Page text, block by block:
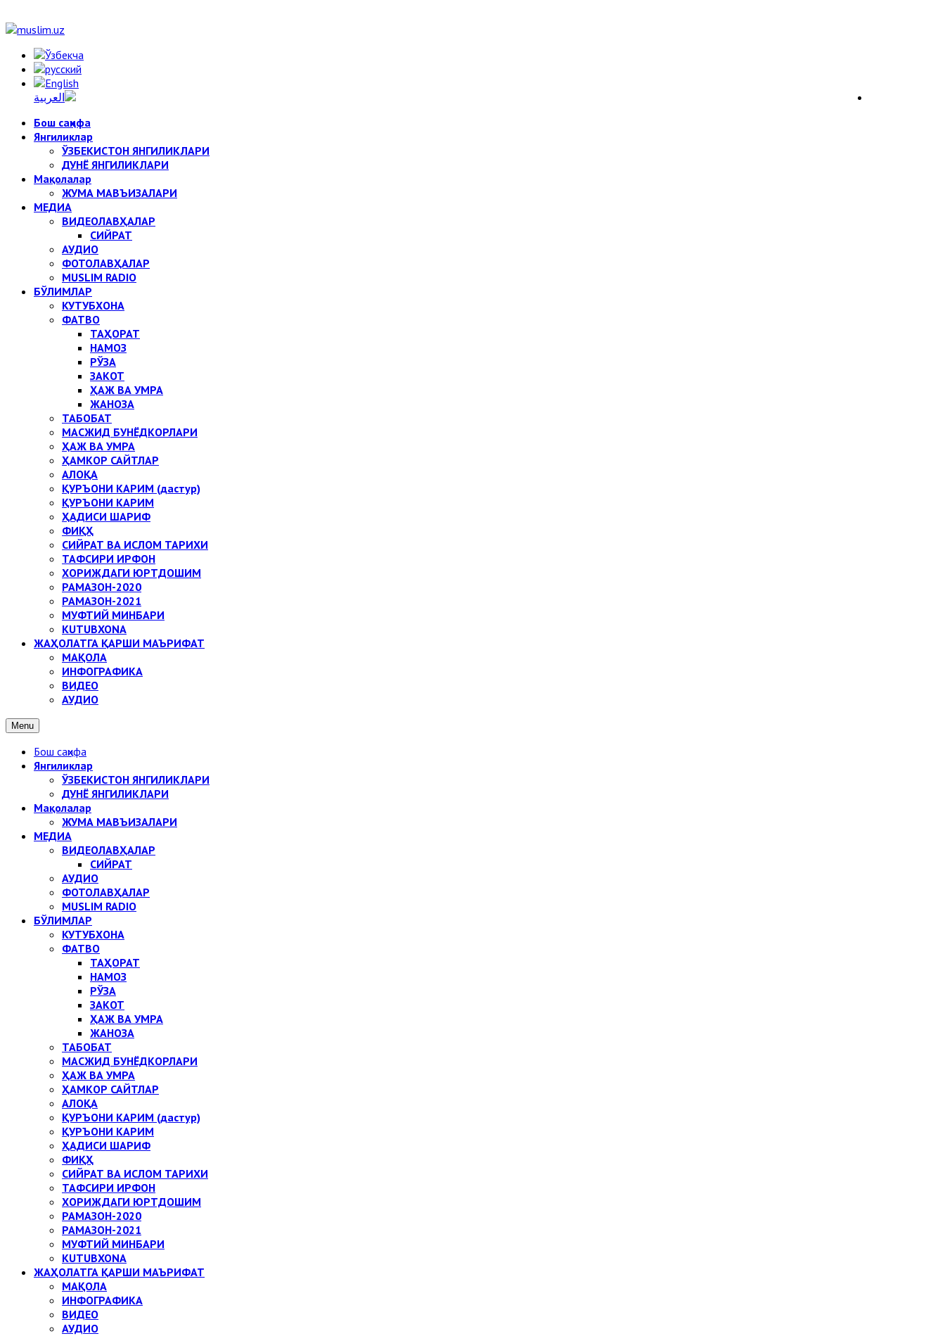
Бош саҳифа
Янгиликлар
ЎЗБЕКИСТОН ЯНГИЛИКЛАРИ
ДУНЁ ЯНГИЛИКЛАРИ
Мақолалар
ЖУМА МАВЪИЗАЛАРИ
МЕДИА
ВИДЕОЛАВҲАЛАР
СИЙРАТ
АУДИО
ФОТОЛАВҲАЛАР
MUSLIM RADIO
БЎЛИМЛАР
КУТУБХОНА
ФАТВО
ТАҲОРАТ
НАМОЗ
РЎЗА
ЗАКОТ
ҲАЖ ВА УМРА
ЖАНОЗА
ТАБОБАТ
МАСЖИД БУНЁДКОРЛАРИ
ҲАЖ ВА УМРА
ҲАМКОР САЙТЛАР
АЛОҚА
ҚУРЪОНИ КАРИМ (дастур)
ҚУРЪОНИ КАРИМ
ҲАДИСИ ШАРИФ
ФИҚҲ
СИЙРАТ ВА ИСЛОМ ТАРИХИ
ТАФСИРИ ИРФОН
ХОРИЖДАГИ ЮРТДОШИМ
РАМАЗОН-2020
РАМАЗОН-2021
МУФТИЙ МИНБАРИ
KUTUBXONA
ЖАҲОЛАТГА ҚАРШИ МАЪРИФАТ
МАҚОЛА
ИНФОГРАФИКА
ВИДЕО
АУДИО
Menu
Бош саҳифа
Янгиликлар
ЎЗБЕКИСТОН ЯНГИЛИКЛАРИ
ДУНЁ ЯНГИЛИКЛАРИ
Мақолалар
ЖУМА МАВЪИЗАЛАРИ
МЕДИА
ВИДЕОЛАВҲАЛАР
СИЙРАТ
АУДИО
ФОТОЛАВҲАЛАР
MUSLIM RADIO
БЎЛИМЛАР
КУТУБХОНА
ФАТВО
ТАҲОРАТ
НАМОЗ
РЎЗА
ЗАКОТ
ҲАЖ ВА УМРА
ЖАНОЗА
ТАБОБАТ
МАСЖИД БУНЁДКОРЛАРИ
ҲАЖ ВА УМРА
ҲАМКОР САЙТЛАР
АЛОҚА
ҚУРЪОНИ КАРИМ (дастур)
ҚУРЪОНИ КАРИМ
ҲАДИСИ ШАРИФ
ФИҚҲ
СИЙРАТ ВА ИСЛОМ ТАРИХИ
ТАФСИРИ ИРФОН
ХОРИЖДАГИ ЮРТДОШИМ
РАМАЗОН-2020
РАМАЗОН-2021
МУФТИЙ МИНБАРИ
KUTUBXONA
ЖАҲОЛАТГА ҚАРШИ МАЪРИФАТ
МАҚОЛА
ИНФОГРАФИКА
ВИДЕО
АУДИО